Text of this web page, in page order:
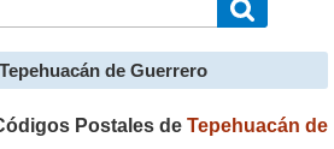
Tepehuacán de Guerrero
Postales de Tepehuacán de